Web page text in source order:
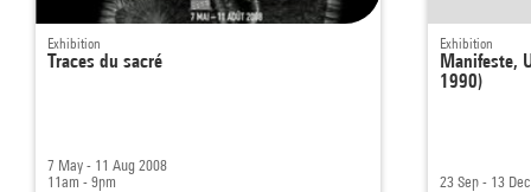
Exhibition
Traces du sacré
7 May - 11 Aug 2008
11am - 9pm
Exhibition
Manifeste,
1990)
23 Sep - 13